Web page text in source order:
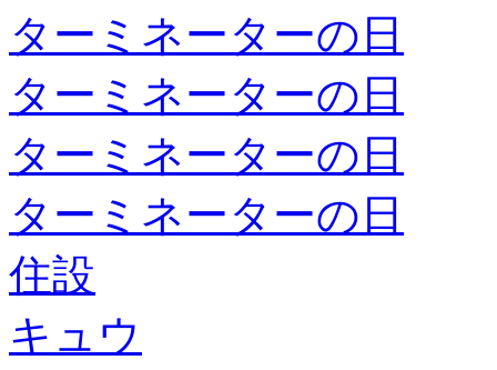
ターミネーターの日
ターミネーターの日
ターミネーターの日
ターミネーターの日
住設
キュウ